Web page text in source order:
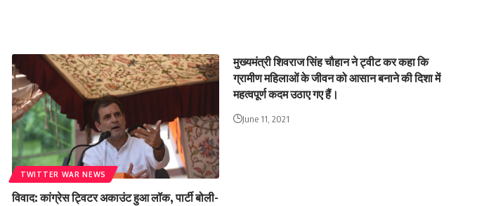
TWITTER WAR NEWS
विवाद: कांग्रेस ट्विटर अकाउंट हुआ लॉक, पार्टी बोली-
मुख्यमंत्री शिवराज सिंह चौहान ने ट्वीट कर कहा कि
ग्रामीण महिलाओं के जीवन को आसान बनाने की दिशा में
महत्वपूर्ण कदम उठाए गए हैं।
June 11, 2021